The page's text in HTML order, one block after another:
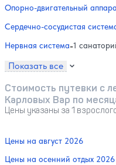
Опорно-двигательный
Сердечно-сосудистая
Нервная система-1
Показать все
Стоимость путевки с
Карловых Вар по
Цены указаны за 1
Цены на август 2026
Цены на осенний отдых 2026